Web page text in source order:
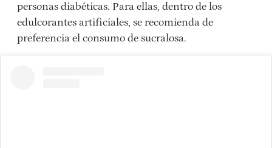
personas diabéticas. Para ellas, dentro de los
edulcorantes artificiales, se recomienda de
preferencia el consumo de sucralosa.